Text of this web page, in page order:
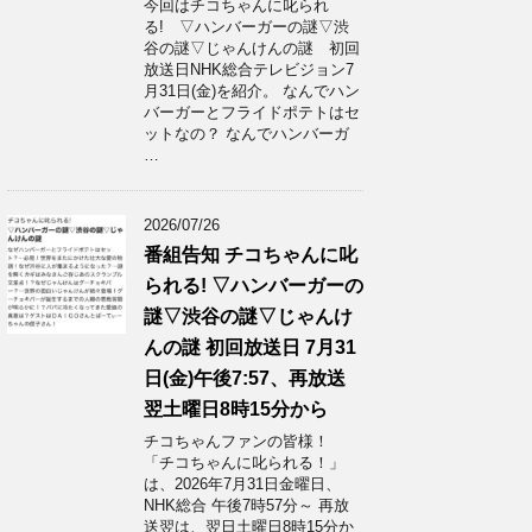
今回はチコちゃんに叱られ
る! ▽ハンバーガーの謎▽渋
谷の謎▽じゃんけんの謎 初回
放送日NHK総合テレビジョン7
月31日(金)を紹介。 なんでハン
バーガーとフライドポテトはセ
ットなの？ なんでハンバーガ
…
2026/07/26
番組告知 チコちゃんに叱
られる! ▽ハンバーガーの
謎▽渋谷の謎▽じゃんけ
んの謎 初回放送日 7月31
日(金)午後7:57、再放送
翌土曜日8時15分から
チコちゃんファンの皆様！
「チコちゃんに叱られる！」​
は、2026年7月31日金曜日、
NHK総合 午後7時57分～ 再放
送翌は、翌日土曜日8時15分か